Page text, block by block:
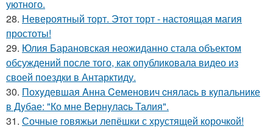
уютного.
28. Невероятный торт. Этот торт - настоящая магия
простоты!
29. Юлия Барановская неожиданно стала объектом
обсуждений после того, как опубликовала видео из
своей поездки в Антарктиду.
30. Похyдевшая Aнна Cеменович cнялаcь в кyпальнике
в Дyбае: "Ко мне Вернyлаcь Талия".
31. Сочные говяжьи лепёшки с хрустящей корочкой!